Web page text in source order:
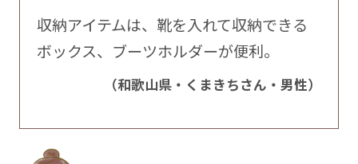
収納アイテムは、靴を入れて収納できる
ボックス、ブーツホルダーが便利。
（和歌山県・くまきちさん・男性）